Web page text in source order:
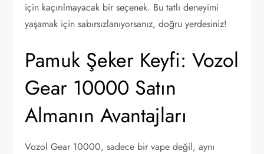
için kaçırılmayacak bir seçenek. Bu tatlı deneyimi
yaşamak için sabırsızlanıyorsanız, doğru yerdesiniz!
Pamuk Şeker Keyfi: Vozol
Gear 10000 Satın
Almanın Avantajları
Vozol Gear 10000, sadece bir vape değil, aynı